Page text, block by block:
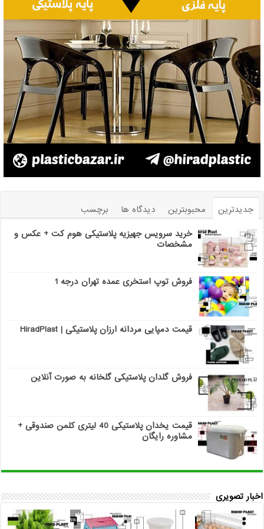
جدیدترین محبوبترین دیدگاه ها
برچسب
خرید سرویس جهیزیه پلاستیکی هوم کت + عکس و
مشخصات
فروش توپ استخری عمده تهران درجه 1
قیمت دمپایی مردانه ارزان پلاستیکی | HiradPlast
فروش گلدان پلاستیکی گلخانه به صورت آنلاین
قیمت یخدان پلاستیکی 40 لیتری کلمن صندوقی +
مشاوره رایگان
اخبار تصویری